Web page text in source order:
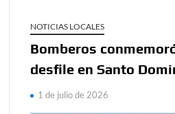
NOTICIAS LOCALES
Bomberos
desfile en Santo
1 de julio de 2026